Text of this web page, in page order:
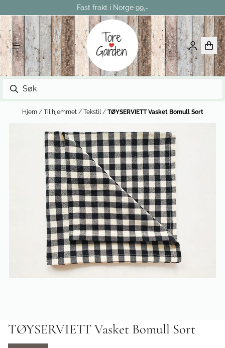
Fast frakt i Norge 99,-
Hjem / Til hjemmet / Tekstil / TØYSERVIETT Vasket Bomull Sort
TØYSERVIETT Vasket Bomull Sort